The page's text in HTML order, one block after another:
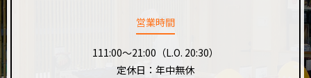
営業時間
111:00～21:00（L.O. 20:30）
定休日：年中無休